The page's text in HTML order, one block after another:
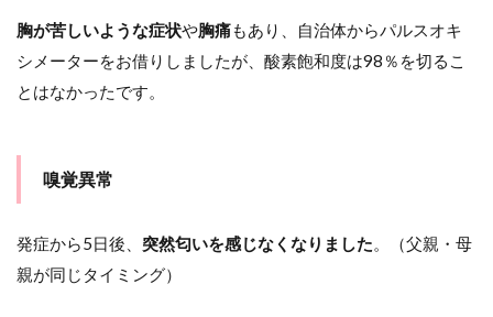
胸が苦しいような症状や胸痛もあり、自治体からパルスオキ
シメーターをお借りしましたが、酸素飽和度は98％を切るこ
とはなかったです。
嗅覚異常
発症から5日後、 突然匂いを感じなくなりました 。（父親・母
親が同じタイミング）